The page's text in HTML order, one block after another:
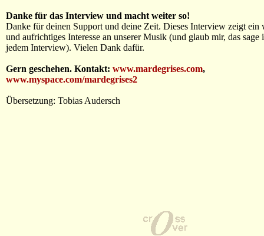
Danke für das Interview und macht weiter so!
Danke für deinen Support und deine Zeit. Dieses Interview zeigt ein
und aufrichtiges Interesse an unserer Musik (und glaub mir, das sage
jedem Interview). Vielen Dank dafür.
Gern geschehen. Kontakt: www.mardegrises.com,
www.myspace.com/mardegrises2
Übersetzung: Tobias Audersch